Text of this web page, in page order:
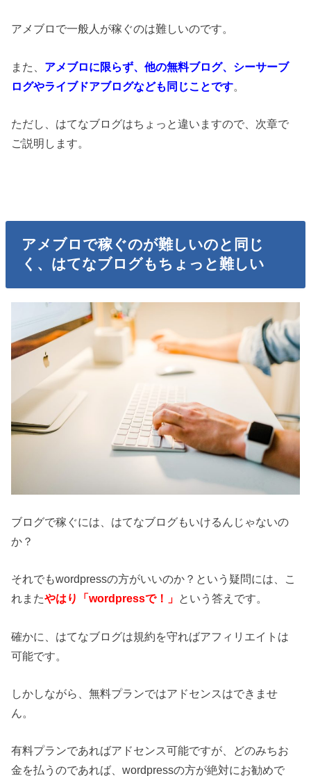
アメブロで一般人が稼ぐのは難しいのです。
また、 アメブロに限らず、他の無料ブログ、シーサーブ
ログやライブドアブログなども同じことです。
ただし、はてなブログはちょっと違いますので、次章で
ご説明します。
アメブロで稼ぐのが難しいのと同じ
く、はてなブログもちょっと難しい
ブログで稼ぐには、はてなブログもいけるんじゃないの
か？
それでもwordpressの方がいいのか？という疑問には、こ
れまたやはり「wordpressで！」 という答えです。
確かに、はてなブログは規約を守ればアフィリエイトは
可能です。
しかしながら、無料プランではアドセンスはできませ
ん。
有料プランであればアドセンス可能ですが、どのみちお
金を払うのであれば、wordpressの方が絶対にお勧めで